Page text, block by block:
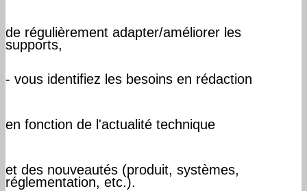
de régulièrement adapter/améliorer les
supports,
- vous identifiez les besoins en rédaction
en fonction de l'actualité technique
et des nouveautés (produit, systèmes,
réglementation, etc.).